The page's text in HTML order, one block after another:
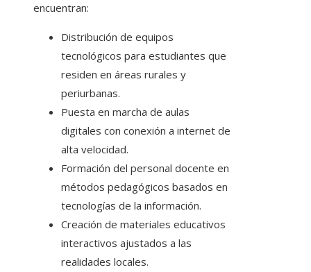
encuentran:
Distribución de equipos
tecnológicos para estudiantes que
residen en áreas rurales y
periurbanas.
Puesta en marcha de aulas
digitales con conexión a internet de
alta velocidad.
Formación del personal docente en
métodos pedagógicos basados en
tecnologías de la información.
Creación de materiales educativos
interactivos ajustados a las
realidades locales.